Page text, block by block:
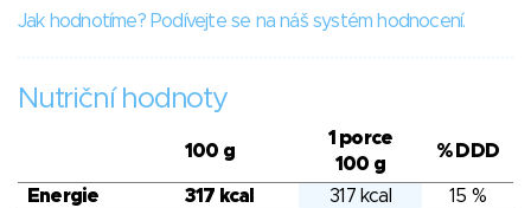
Jak hodnotíme? Podívejte se na náš systém hodnocení.
Nutriční hodnoty
100 g
1 porce
100 g
% DDD
Energie 317 kcal 317 kcal
15 %